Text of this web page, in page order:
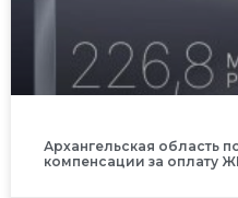
Архангельская область
компенсации за оплату